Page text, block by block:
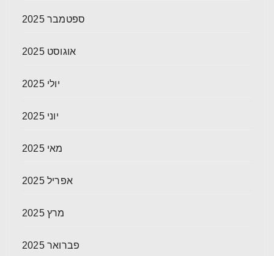
ספטמבר 2025
אוגוסט 2025
יולי 2025
יוני 2025
מאי 2025
אפריל 2025
מרץ 2025
פברואר 2025